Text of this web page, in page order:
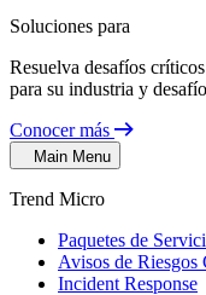
Soluciones para
Resuelva desafíos
para su industria y
Conocer más
Main Menu
Trend Micro
Paquetes de
Avisos de Riesgos
Incident Response